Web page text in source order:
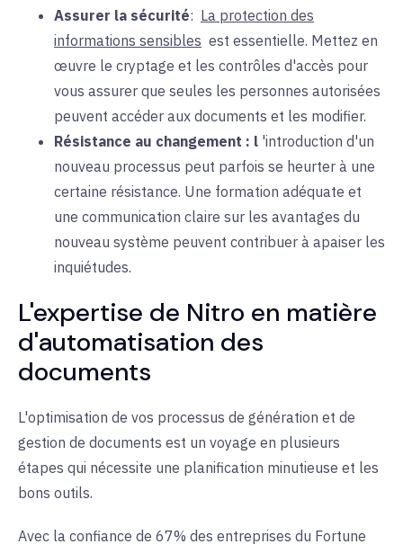
Assurer la sécurité: La protection des
informations sensibles est essentielle. Mettez en
œuvre le cryptage et les contrôles d'accès pour
vous assurer que seules les personnes autorisées
peuvent accéder aux documents et les modifier.
Résistance au changement : l 'introduction d'un
nouveau processus peut parfois se heurter à une
certaine résistance. Une formation adéquate et
une communication claire sur les avantages du
nouveau système peuvent contribuer à apaiser les
inquiétudes.
L'expertise de Nitro en matière
d'automatisation des
documents
L'optimisation de vos processus de génération et de
gestion de documents est un voyage en plusieurs
étapes qui nécessite une planification minutieuse et les
bons outils.
Avec la confiance de 67% des entreprises du Fortune